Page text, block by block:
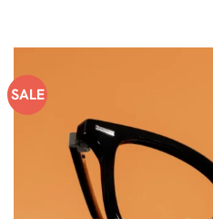
SALE